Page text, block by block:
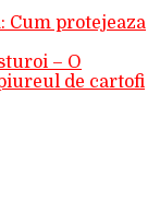
Cum protejeaza
– O
de cartofi